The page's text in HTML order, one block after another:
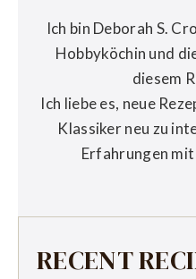
Ich bin Deborah S.
Hobbyköchin und
diesem
Ich liebe es, neue
Klassiker neu zu
Erfahrungen
RECENT